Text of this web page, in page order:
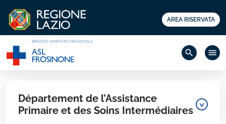
AREA RISERVATA
search menu
Département de l’Assistance
Primaire et des Soins Intermédiaires